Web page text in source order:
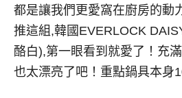
都是讓我們更愛窩在廚房的動
推這組,韓國EVERLOCK
酪白),第一眼看到就愛了！充
也太漂亮了吧！重點鍋具本身